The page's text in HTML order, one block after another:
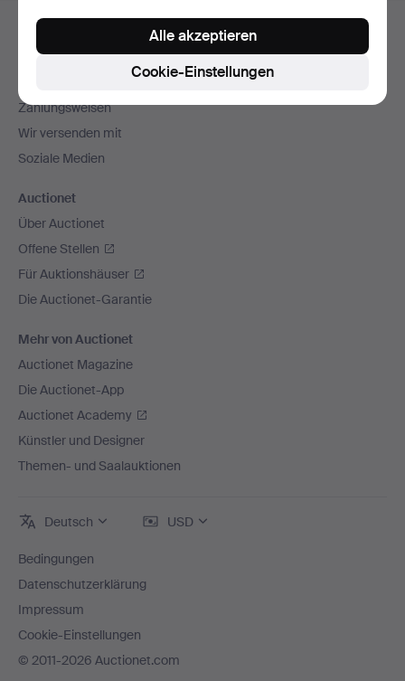
Fußzeilen-
Kontakt mit dem Support aufnehmen
Zahlungsweisen
Wir versenden mit
Soziale Medien
Auctionet
Über Auctionet
Offene Stellen
Für Auktionshäuser
Die Auctionet-Garantie
Mehr von Auctionet
Auctionet Magazine
Die Auctionet-App
Auctionet Academy
Künstler und Designer
Themen- und Saalauktionen
Deutsch USD
Bedingungen
Datenschutzerklärung
Impressum
Cookie-Einstellungen
© 2011-2026 Auctionet.com
Cookie-Einstellungen
Alle akzeptieren